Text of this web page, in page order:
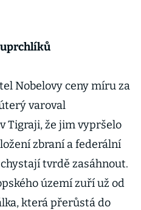
Nobelovy ceny míru za
varoval
Tigraji, že jim vypršelo
zbraní a federální
tvrdě zasáhnout.
území zuří už od
která přerůstá do